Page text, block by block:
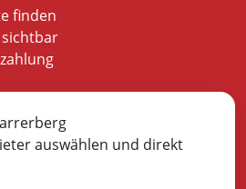
finden
sichtbar
auswählen und direkt